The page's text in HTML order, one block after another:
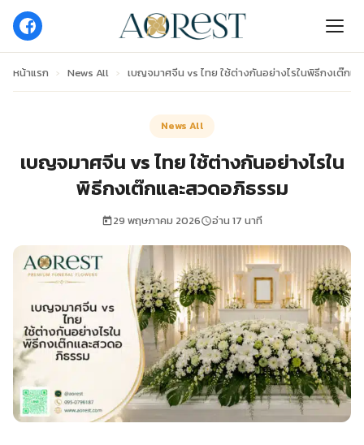
หน้าแรก › News All › เบญจมาศจีน vs ไทย ใช้ต่างกันอย่างไรในพิธีกงเต๊กแ
News All
เบญจมาศจีน vs ไทย ใช้ต่างกันอย่างไรใน
พิธีกงเต๊กและสวดอภิธรรม
29 พฤษภาคม 2026 อ่าน 17 นาที